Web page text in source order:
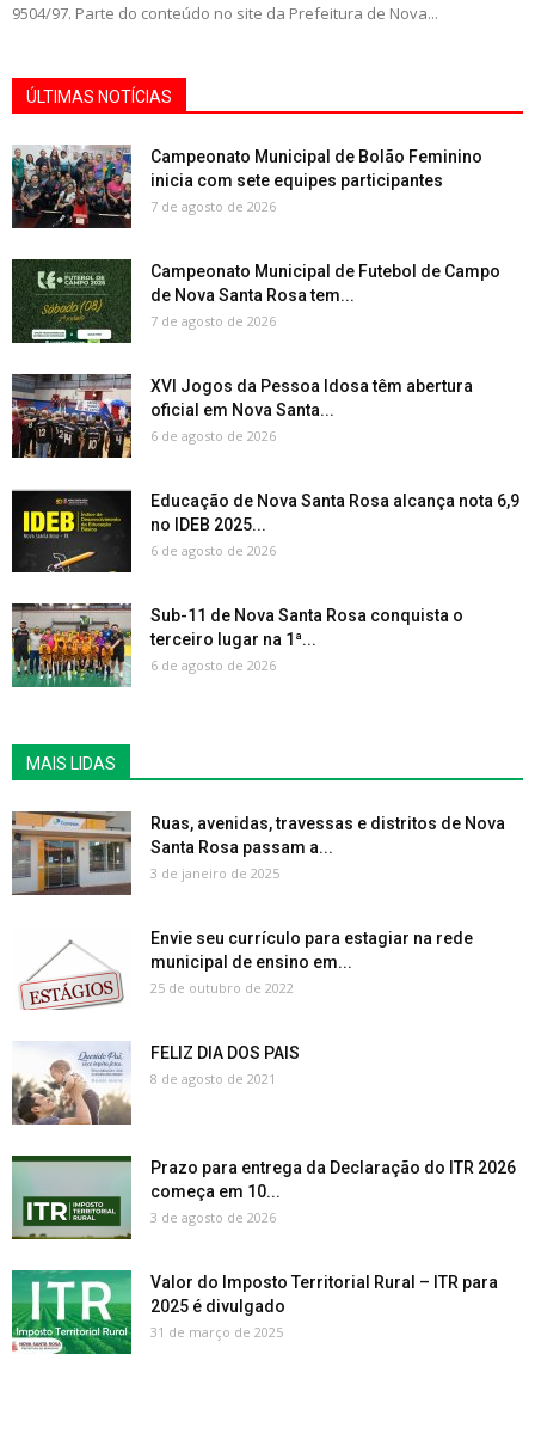
9504/97. Parte do conteúdo no site da Prefeitura de Nova...
ÚLTIMAS NOTÍCIAS
Campeonato Municipal de Bolão Feminino
inicia com sete equipes participantes
7 de agosto de 2026
Campeonato Municipal de Futebol de Campo
de Nova Santa Rosa tem...
7 de agosto de 2026
XVI Jogos da Pessoa Idosa têm abertura
oficial em Nova Santa...
6 de agosto de 2026
Educação de Nova Santa Rosa alcança nota 6,9
no IDEB 2025...
6 de agosto de 2026
Sub-11 de Nova Santa Rosa conquista o
terceiro lugar na 1ª...
6 de agosto de 2026
MAIS LIDAS
Ruas, avenidas, travessas e distritos de Nova
Santa Rosa passam a...
3 de janeiro de 2025
Envie seu currículo para estagiar na rede
municipal de ensino em...
25 de outubro de 2022
FELIZ DIA DOS PAIS
8 de agosto de 2021
Prazo para entrega da Declaração do ITR 2026
começa em 10...
3 de agosto de 2026
Valor do Imposto Territorial Rural – ITR para
2025 é divulgado
31 de março de 2025